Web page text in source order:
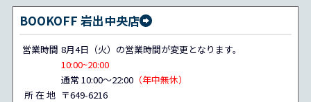
BOOKOFF 岩出中央店
営業時間 8月4日（火）の営業時間が変更となります。
10:00~20:00
通常 10:00～22:00（年中無休）
所 在 地 〒649-6216